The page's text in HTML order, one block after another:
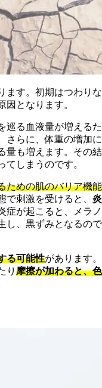
ます。初期はつわりな
因となります。
巡る血液量が増えるた
さらに、体重の増加に
量も増えます。その結
しまうのです。
ための肌のバリア機能
で刺激を受けると、 炎
症が起こると、メラノ
し、黒ずみとなるので
る可能性があります。
り 摩擦が加わると、色